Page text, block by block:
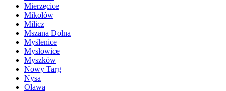
Mierzęcice
Mikołów
Milicz
Mszana Dolna
Myślenice
Mysłowice
Myszków
Nowy Targ
Nysa
Oława